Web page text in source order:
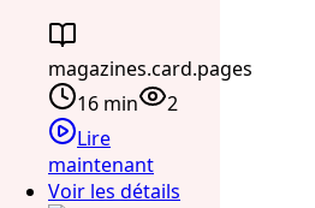
magazines.card.pages
16 min
2
Lire
maintenant
Voir les détails